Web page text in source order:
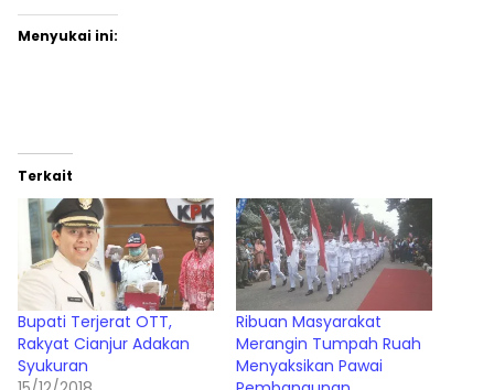
Menyukai ini:
Terkait
Bupati Terjerat OTT,
Rakyat Cianjur Adakan
Syukuran
Ribuan Masyarakat
Merangin Tumpah Ruah
Menyaksikan Pawai